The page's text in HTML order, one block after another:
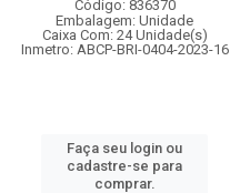
Código: 836370
Embalagem: Unidade
Caixa Com: 24 Unidade(s)
Inmetro: ABCP-BRI-0404-2023-16
Faça seu login ou
cadastre-se para
comprar.